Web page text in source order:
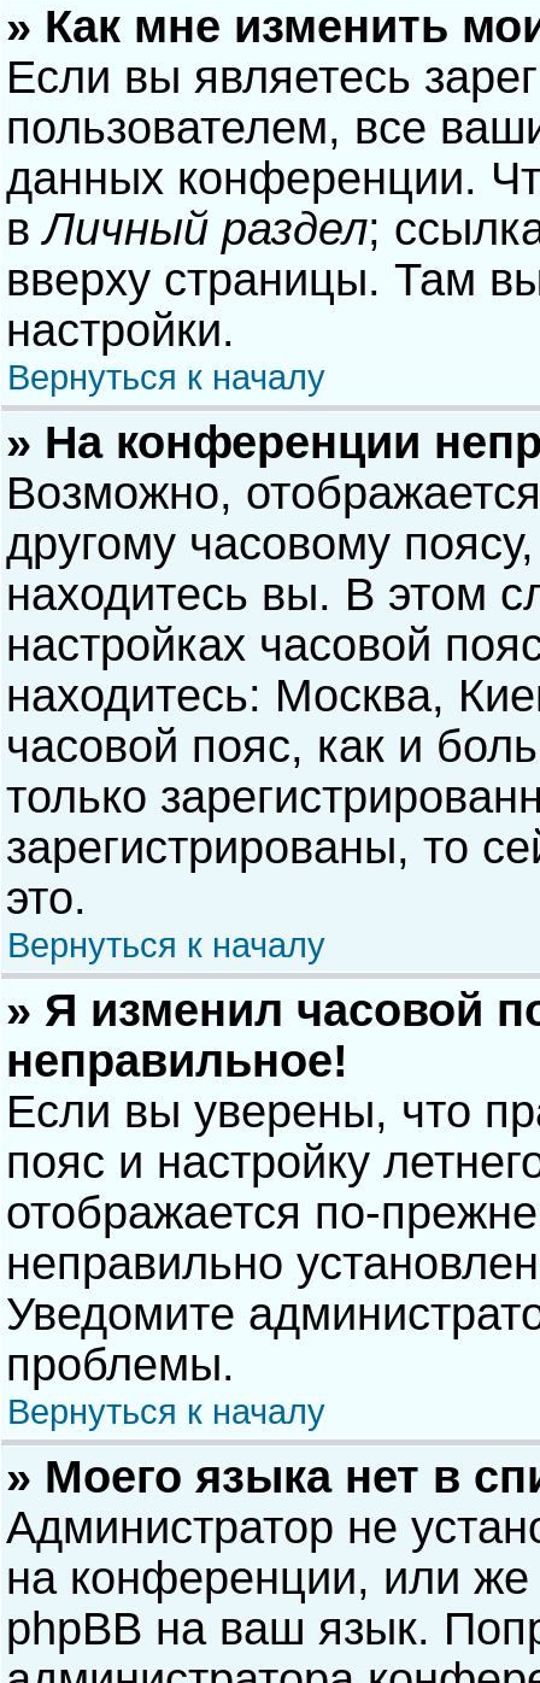
» Как мне изменить
Если вы являетесь
пользователем, все
данных конференции.
вЛичный раздел;
вверху страницы. Там
настройки.
Вернуться к началу
» На конференции
Возможно,
другому часовому
находитесь вы. В этом
настройках часовой
находитесь: Москва,
часовой пояс, как и
только
зарегистрированы, то
это.
Вернуться к началу
» Я изменил часовой
неправильное!
Если вы уверены, что
пояс и настройку
отображается по-
неправильно
Уведомите
проблемы.
Вернуться к началу
» Моего языка нет в
Администратор не
на конференции, или же
phpBB на ваш язык.